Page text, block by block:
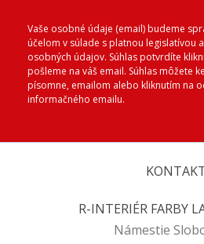
Vaše osobné údaje (email) budeme
účelom v súlade s platnou legislatívou
osobných údajov. Súhlas potvrdíte
pošleme na váš email. Súhlas môžete
písomne, emailom alebo kliknutím na
informačného emailu.
R-INTERIÉR FARBY
Námestie